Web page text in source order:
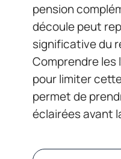
pension
découle peut
significative du
Comprendre les
pour limiter
permet de
éclairées avant